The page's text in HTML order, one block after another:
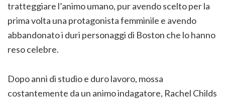
tratteggiare l’animo umano, pur avendo scelto per la
prima volta una protagonista femminile e avendo
abbandonato i duri personaggi di Boston che lo hanno
reso celebre.
Dopo anni di studio e duro lavoro, mossa
costantemente da un animo indagatore, Rachel Childs